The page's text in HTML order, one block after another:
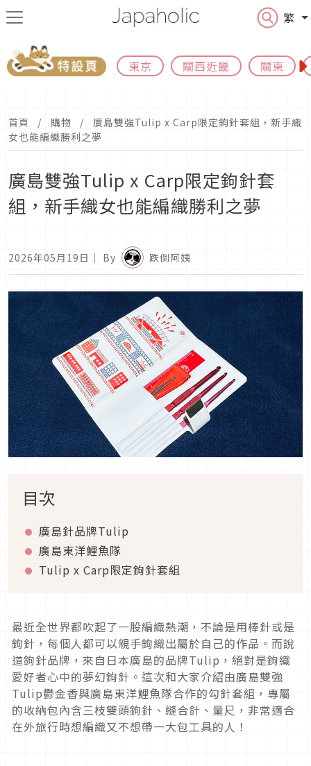
繁
東京 關西近畿 關東
首頁 購物
廣島雙強Tulip x Carp限定鉤針套組，新手織
女也能編織勝利之夢
廣島雙強Tulip x Carp限定鉤針套
組，新手織女也能編織勝利之夢
2026年05月19日 ｜ By 跌倒阿姨
目次
廣島針品牌Tulip
廣島東洋鯉魚隊
Tulip x Carp限定鉤針套組
最近全世界都吹起了一股編織熱潮，不論是用棒針或是
鉤針，每個人都可以親手鉤織出屬於自己的作品。而說
道鉤針品牌，來自日本廣島的品牌Tulip，絕對是鉤織
愛好者心中的夢幻鉤針。這次和大家介紹由廣島雙強
Tulip鬱金香與廣島東洋鯉魚隊合作的勾針套組，專屬
的收納包內含三枝雙頭鉤針、縫合針、量尺，非常適合
在外旅行時想編織又不想帶一大包工具的人！